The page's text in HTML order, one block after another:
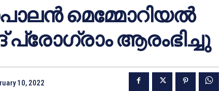
മെമ്മോറിയൽ
പ്രോഗ്രാം ആരംഭിച്ചു
10, 2022